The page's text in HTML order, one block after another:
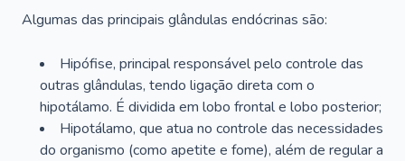
Algumas das principais glândulas endócrinas são:
Hipófise, principal responsável pelo controle das
outras glândulas, tendo ligação direta com o
hipotálamo. É dividida em lobo frontal e lobo posterior;
Hipotálamo, que atua no controle das necessidades
do organismo (como apetite e fome), além de regular a